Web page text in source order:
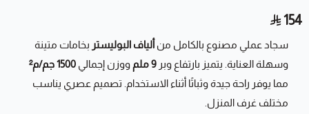
154
سجاد عملي مصنوع بالكامل من ألياف البوليستر بخامات متينة
وسهلة العناية. يتميز بارتفاع وبر 9 ملم ووزن إجمالي 1500 جم/م²
مما يوفر راحة جيدة وثباتًا أثناء الاستخدام. تصميم عصري يناسب
مختلف غرف المنزل.